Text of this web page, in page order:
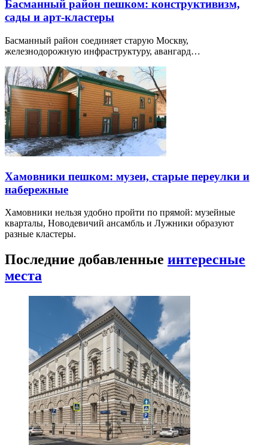
Басманный район пешком: конструктивизм,
сады и арт-кластеры
Басманный район соединяет старую Москву,
железнодорожную инфраструктуру, авангард…
Хамовники пешком: музеи, старые переулки и
набережные
Хамовники нельзя удобно пройти по прямой: музейные
кварталы, Новодевичий ансамбль и Лужники образуют
разные кластеры.
Последние добавленные интересные
места